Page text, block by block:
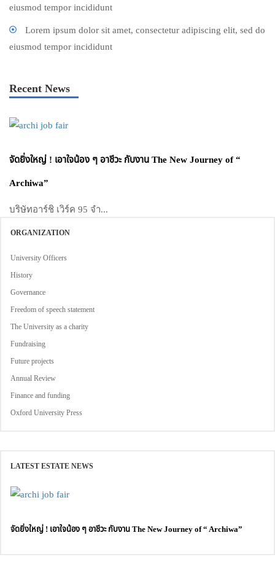
eiusmod tempor incididunt
Lorem ipsum dolor sit amet, consectetur adipiscing elit, sed do
eiusmod tempor incididunt
Recent News
จัดยิ่งใหญ่ ! เอาใจน้อง ๆ อาชีวะ กับงาน The New Journey of “
Archiwa”
บริษัทอาร์ชิ เวิร์ค 95 จำ...
ORGANIZATION
University Officers
History
Governance
Freedom of speech statement
The University as a charity
Fundraising
Future projects
Annual Review
Finance and funding
Oxford University Press
LATEST ESTATE NEWS
จัดยิ่งใหญ่ ! เอาใจน้อง ๆ อาชีวะ กับงาน The New Journey of “ Archiwa”